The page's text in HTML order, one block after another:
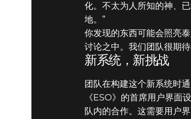
化。不太为人所知的神、
地。”
你发现的东西可能会照亮
讨论之中。我们团队很期
新系统，新挑战
团队在构建这个新系统时
《ESO》的首席用户界
队内的合作。这需要用户